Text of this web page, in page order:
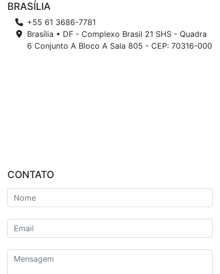
BRASÍLIA
+55 61 3686-7781
Brasília • DF - Complexo Brasil 21 SHS - Quadra
6 Conjunto A Bloco A Sala 805 - CEP: 70316-000
CONTATO